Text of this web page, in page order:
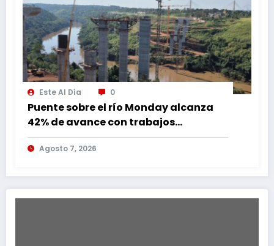
Este Al Día 0
Puente sobre el río Monday alcanza
42% de avance con trabajos
continuos
Agosto 7, 2026